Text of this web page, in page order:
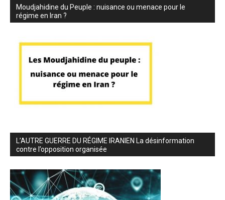
Moudjahidine du Peuple : nuisance ou menace pour le
régime en Iran ?
L’AUTRE GUERRE DU RÉGIME IRANIEN La désinformation
contre l’opposition organisée